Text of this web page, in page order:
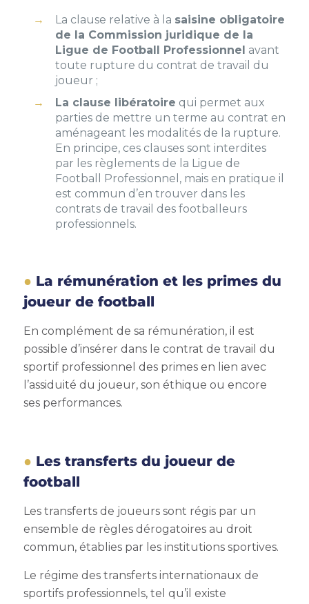
La clause relative à la saisine obligatoire
de la Commission juridique de la
Ligue de Football Professionnel avant
toute rupture du contrat de travail du
joueur ;
La clause libératoire qui permet aux
parties de mettre un terme au contrat en
aménageant les modalités de la rupture.
En principe, ces clauses sont interdites
par les règlements de la Ligue de
Football Professionnel, mais en pratique il
est commun d’en trouver dans les
contrats de travail des footballeurs
professionnels.
La rémunération et les primes du
joueur de football
En complément de sa rémunération, il est
possible d’insérer dans le contrat de travail du
sportif professionnel des primes en lien avec
l’assiduité du joueur, son éthique ou encore
ses performances.
Les transferts du joueur de
football
Les transferts de joueurs sont régis par un
ensemble de règles dérogatoires au droit
commun, établies par les institutions sportives.
Le régime des transferts internationaux de
sportifs professionnels, tel qu’il existe